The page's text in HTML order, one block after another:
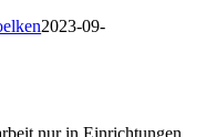
2023-09-
nur in Einrichtungen,